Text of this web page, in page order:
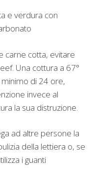
e verdura con
carne cotta, evitare
Una cottura a 67°
di 24 ore,
invece al
la sua distruzione.
ad altre persone la
della lettiera o, se
i guanti